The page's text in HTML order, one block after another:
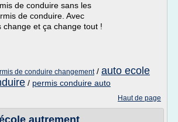
de conduire sans les
de conduire. Avec
change et ça change tout !
de conduire changement/ auto ecole
/ permis conduire auto
Haut de page
autrement